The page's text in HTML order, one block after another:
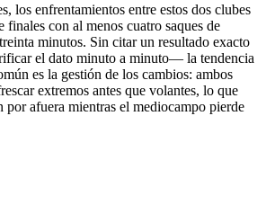
los enfrentamientos entre estos dos clubes
finales con al menos cuatro saques de
minutos. Sin citar un resultado exacto
el dato minuto a minuto— la tendencia
es la gestión de los cambios: ambos
extremos antes que volantes, lo que
por afuera mientras el mediocampo pierde